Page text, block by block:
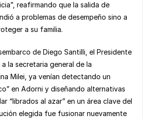
reafirmando que la salida de
a problemas de desempeño sino a
a su familia.
de Diego Santilli, el Presidente
la secretaria general de la
Milei, ya venían detectando un
en Adorni y diseñando alternativas
“librados al azar” en un área clave del
elegida fue fusionar nuevamente